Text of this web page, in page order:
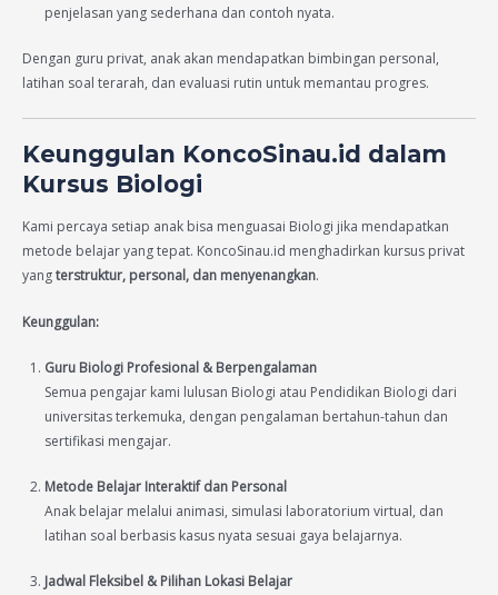
penjelasan yang sederhana dan contoh nyata.
Dengan guru privat, anak akan mendapatkan bimbingan personal,
latihan soal terarah, dan evaluasi rutin untuk memantau progres.
Keunggulan KoncoSinau.id dalam
Kursus Biologi
Kami percaya setiap anak bisa menguasai Biologi jika mendapatkan
metode belajar yang tepat. KoncoSinau.id menghadirkan kursus privat
yangterstruktur, personal, dan menyenangkan.
Keunggulan:
Guru Biologi Profesional & Berpengalaman
Semua pengajar kami lulusan Biologi atau Pendidikan Biologi dari
universitas terkemuka, dengan pengalaman bertahun-tahun dan
sertifikasi mengajar.
Metode Belajar Interaktif dan Personal
Anak belajar melalui animasi, simulasi laboratorium virtual, dan
latihan soal berbasis kasus nyata sesuai gaya belajarnya.
Jadwal Fleksibel & Pilihan Lokasi Belajar